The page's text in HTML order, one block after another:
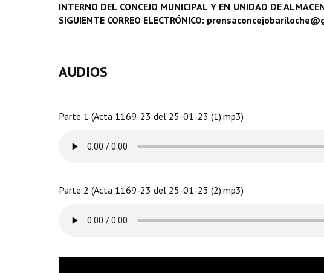
INTERNO DEL CONCEJO MUNICIPAL Y EN UNIDAD DE
SIGUIENTE CORREO ELECTRÓNICO:
AUDIOS
Parte 1 (Acta 1169-23 del 25-01-23 (1).mp3)
Parte 2 (Acta 1169-23 del 25-01-23 (2).mp3)